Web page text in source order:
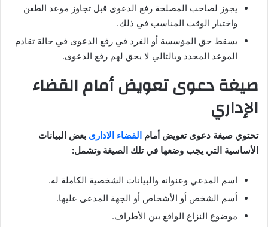
يجوز لصاحب المصلحة رفع الدعوى قبل تجاوز موعد الطعن
واختيار الوقت المناسب في ذلك.
يسقط حق المؤسسة أو الفرد في رفع الدعوى في حالة تقادم
الموعد المحدد وبالتالي لا يحق لهم رفع الدعوى.
صيغة دعوى تعويض أمام القضاء
الإداري
تحتوي صيغة دعوى تعويض أمام القضاء الادارى بعض البيانات
الأساسية التي يجب وضعها في تلك الصيغة وتشمل:
اسم المدعي وعنوانه والبيانات الشخصية الكاملة له.
أسم الشخص أو الأشخاص أو الجهة المدعى عليها.
موضوع النزاع الواقع بين الأطراف.